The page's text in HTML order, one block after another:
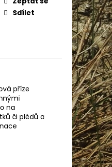
Sdílet
příze
na
či plédů a